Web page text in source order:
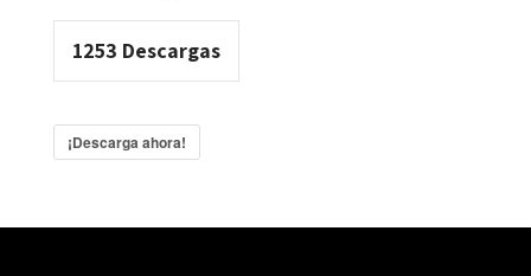
1253 Descargas
¡Descarga ahora!